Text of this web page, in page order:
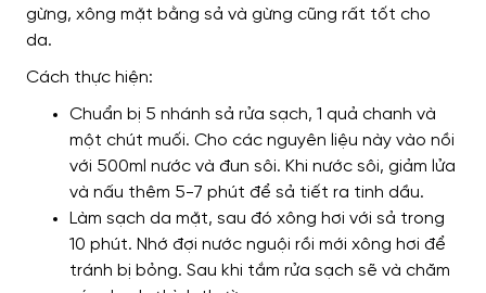
gừng, xông mặt bằng sả và gừng cũng rất tốt cho
da.
Cách thực hiện:
Chuẩn bị 5 nhánh sả rửa sạch, 1 quả chanh và
một chút muối. Cho các nguyên liệu này vào nồi
với 500ml nước và đun sôi. Khi nước sôi, giảm lửa
và nấu thêm 5-7 phút để sả tiết ra tinh dầu.
Làm sạch da mặt, sau đó xông hơi với sả trong
10 phút. Nhớ đợi nước nguội rồi mới xông hơi để
tránh bị bỏng. Sau khi tắm rửa sạch sẽ và chăm